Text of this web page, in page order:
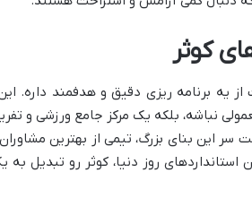
کوثر
یه برنامه ریزی دقیق و هدفمند داره.
نباشه، بلکه یک مرکز جامع ورزشی و
سر این بنای بزرگ، تیمی از بهترین
روز دنیا، کوثر رو تبدیل به